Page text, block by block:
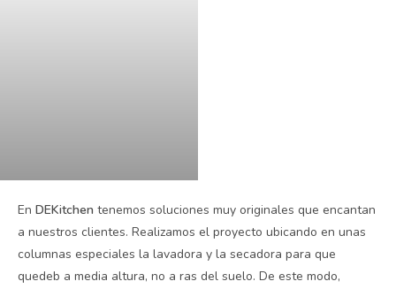
En DEKitchen tenemos soluciones muy originales que encantan
a nuestros clientes. Realizamos el proyecto ubicando en unas
columnas especiales la lavadora y la secadora para que
quedeb a media altura, no a ras del suelo. De este modo,